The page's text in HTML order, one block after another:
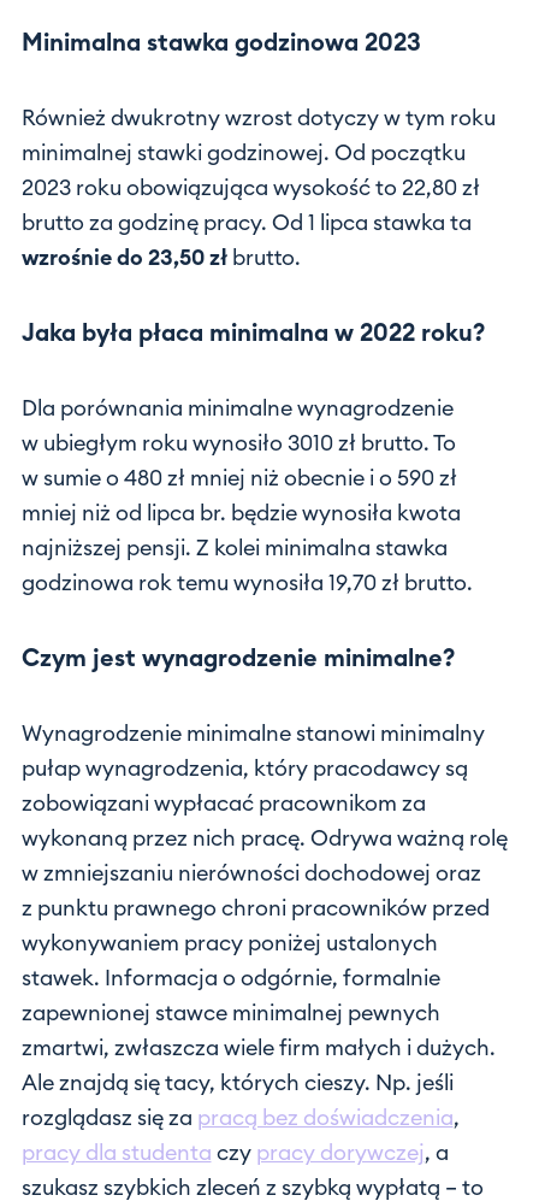
Minimalna stawka godzinowa 2023
Również dwukrotny wzrost dotyczy w tym roku
minimalnej stawki godzinowej. Od początku
2023 roku obowiązująca wysokość to 22,80 zł
brutto za godzinę pracy. Od 1 lipca stawka ta
wzrośnie do 23,50 złbrutto.
Jaka była płaca minimalna w 2022 roku?
Dla porównania minimalne wynagrodzenie
w ubiegłym roku wynosiło 3010 zł brutto. To
w sumie o 480 zł mniej niż obecnie i o 590 zł
mniej niż od lipca br. będzie wynosiła kwota
najniższej pensji. Z kolei minimalna stawka
godzinowa rok temu wynosiła 19,70 zł brutto.
Czym jest wynagrodzenie minimalne?
Wynagrodzenie minimalne stanowi minimalny
pułap wynagrodzenia, który pracodawcy są
zobowiązani wypłacać pracownikom za
wykonaną przez nich pracę. Odrywa ważną rolę
w zmniejszaniu nierówności dochodowej oraz
z punktu prawnego chroni pracowników przed
wykonywaniem pracy poniżej ustalonych
stawek. Informacja o odgórnie, formalnie
zapewnionej stawce minimalnej pewnych
zmartwi, zwłaszcza wiele firm małych i dużych.
Ale znajdą się tacy, których cieszy. Np. jeśli
rozglądasz się za pracą bez doświadczenia,
pracy dla studenta czy pracy dorywczej, a
szukasz szybkich zleceń z szybką wypłatą – to